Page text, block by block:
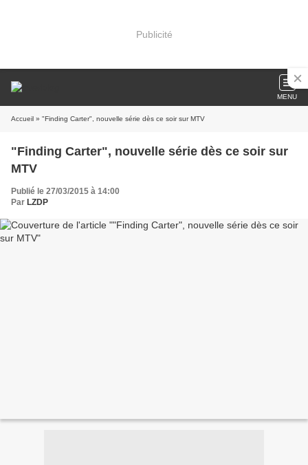
Publicité
MENU
Accueil » "Finding Carter", nouvelle série dès ce soir sur MTV
"Finding Carter", nouvelle série dès ce soir sur
MTV
Publié le 27/03/2015 à 14:00
Par LZDP